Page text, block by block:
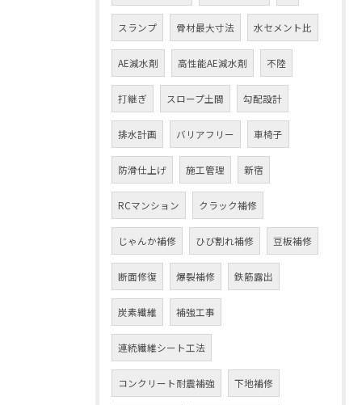
スランプ 骨材最大寸法 水セメント比
AE減水剤 高性能AE減水剤 不陸
打継ぎ スロープ土間 勾配設計
排水計画 バリアフリー 車椅子
防滑仕上げ 施工管理 新宿
RCマンション クラック補修
じゃんか補修 ひび割れ補修 豆板補修
断面修復 爆裂補修 鉄筋露出
炭素繊維 補強工事
連続繊維シート工法
コンクリート耐震補強 下地補修